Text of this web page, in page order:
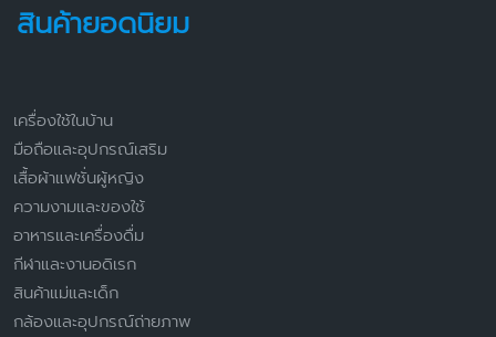
สินค้ายอดนิยม
เครื่องใช้ในบ้าน
มือถือและอุปกรณ์เสริม
เสื้อผ้าแฟชั่นผู้หญิง
ความงามและของใช้
อาหารและเครื่องดื่ม
กีฬาและงานอดิเรก
สินค้าแม่และเด็ก
กล้องและอุปกรณ์ถ่ายภาพ